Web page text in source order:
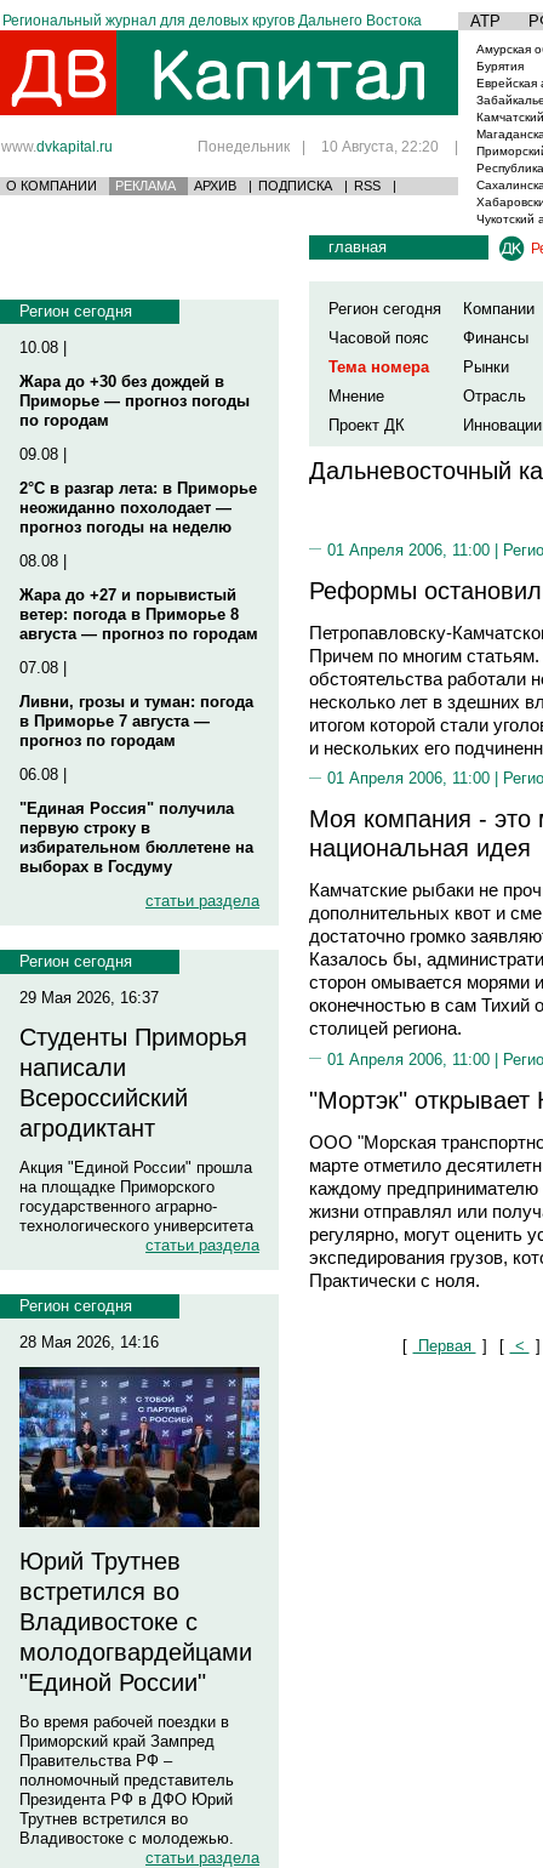
Региональный журнал для деловых кругов Дальнего Востока АТР
www.dvkapital.ru Понедельник | 10 Августа, 22:20 |
О КОМПАНИИ РЕКЛАМА АРХИВ | ПОДПИСКА | RSS |
Амурская
Бурятия
Еврейская
Чукотский
Регион сегодня
10.08 |
Жара до +30 без дождей в
Приморье — прогноз погоды
по городам
09.08 |
2°C в разгар лета: в Приморье
неожиданно похолодает —
прогноз погоды на неделю
08.08 |
Жара до +27 и порывистый
ветер: погода в Приморье 8
августа — прогноз по городам
07.08 |
Ливни, грозы и туман: погода
в Приморье 7 августа —
прогноз по городам
06.08 |
"Единая Россия" получила
первую строку в
избирательном бюллетене на
выборах в Госдуму
статьи раздела
Регион сегодня
29 Мая 2026, 16:37
Студенты Приморья
написали
Всероссийский
агродиктант
Акция "Единой России" прошла
на площадке Приморского
государственного аграрно-
технологического университета
статьи раздела
Регион сегодня
28 Мая 2026, 14:16
Юрий Трутнев
встретился во
Владивостоке с
молодогвардейцами
"Единой России"
Во время рабочей поездки в
Приморский край Зампред
Правительства РФ –
полномочный представитель
Президента РФ в ДФО Юрий
Трутнев встретился во
Владивостоке с молодежью.
статьи раздела
главная
Регион сегодня
Компании
Часовой пояс
Финансы
Тема номера
Рынки
Мнение
Отрасль
Проект ДК
Инновации
Дальневосточный
01 Апреля 2006, 11:00 |
Реформы
Петропавловску-
Причем по многим
обстоятельства работали
несколько лет в здешних
итогом которой стали
и нескольких его
01 Апреля 2006, 11:00 |
Моя компания - это
национальная идея
Камчатские рыбаки не
дополнительных квот и
достаточно громко
Казалось бы,
сторон омывается морями
оконечностью в сам Тихий
столицей региона.
01 Апреля 2006, 11:00 |
"Мортэк" открывает
ООО "Морская
марте отметило
каждому предпринимателю
жизни отправлял или
регулярно, могут оценить
экспедирования грузов,
Практически с ноля.
[ Первая ] [ < ]